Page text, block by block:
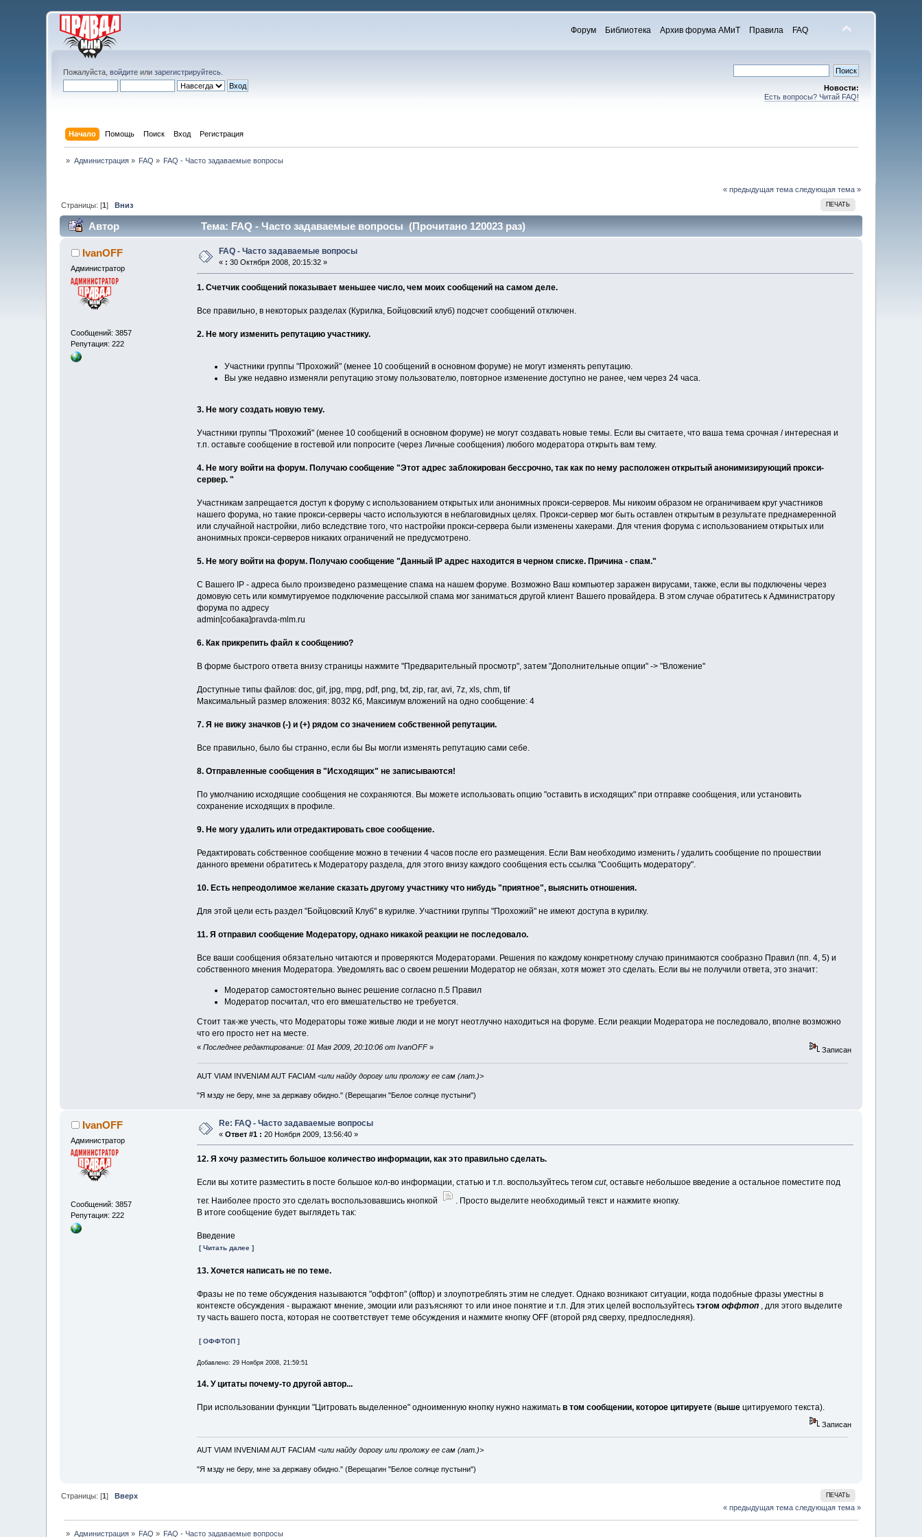
Форум Библиотека Архив форума АМиТ Правила FAQ
Пожалуйста,войдите илизарегистрируйтесь
Новости:
Есть вопросы? Читай FAQ!
Начало Помощь Поиск Вход Регистрация
» Администрация» FAQ » FAQ - Часто задаваемые вопросы
« предыдущая тема следующая тема »
ПЕЧАТЬ
Страницы: [1]Вниз
Автор Тема: FAQ - Часто задаваемые вопросы (Прочитано 120023 раз)
IvanOFF
Администратор
Сообщений: 3857
Репутация: 222
FAQ - Часто задаваемые вопросы
« : 30 Октября 2008, 20:15:32 »
1. Счетчик сообщений показывает меньшее число, чем моих сообщений на самом деле.
Все правильно, в некоторых разделах (Курилка, Бойцовский клуб) подсчет сообщений отключен.
2. Не могу изменить репутацию участнику.
Участники группы "Прохожий" (менее 10 сообщений в основном форуме) не могут изменять репутацию.
Вы уже недавно изменяли репутацию этому пользователю, повторное изменение доступно не ранее, чем через 24 часа.
3. Не могу создать новую тему.
Участники группы "Прохожий" (менее 10 сообщений в основном форуме) не могут создавать новые темы. Если вы считаете, что ваша тема срочная / интересная и
т.п. оставьте сообщение в гостевой или попросите (через Личные сообщения) любого модератора открыть вам тему.
4. Не могу войти на форум. Получаю сообщение "Этот адрес заблокирован бессрочно, так как по нему расположен открытый анонимизирующий прокси-
сервер. "
Участникам запрещается доступ к форуму с использованием открытых или анонимных прокси-серверов. Мы никоим образом не ограничиваем круг участников
нашего форума, но такие прокси-серверы часто используются в неблаговидных целях. Прокси-сервер мог быть оставлен открытым в результате преднамеренной
или случайной настройки, либо вследствие того, что настройки прокси-сервера были изменены хакерами. Для чтения форума с использованием открытых или
анонимных прокси-серверов никаких ограничений не предусмотрено.
5. Не могу войти на форум. Получаю сообщение "Данный IP адрес находится в черном списке. Причина - спам."
С Вашего IP - адреса было произведено размещение спама на нашем форуме. Возможно Ваш компьютер заражен вирусами, также, если вы подключены через
домовую сеть или коммутируемое подключение рассылкой спама мог заниматься другой клиент Вашего провайдера. В этом случае обратитесь к Администратору
форума по адресу
admin[собака]pravda-mlm.ru
6. Как прикрепить файл к сообщению?
В форме быстрого ответа внизу страницы нажмите "Предварительный просмотр", затем "Дополнительные опции" -> "Вложение"
Доступные типы файлов: doc, gif, jpg, mpg, pdf, png, txt, zip, rar, avi, 7z, xls, chm, tif
Максимальный размер вложения: 8032 Кб, Максимум вложений на одно сообщение: 4
7. Я не вижу значков (-) и (+) рядом со значением собственной репутации.
Все правильно, было бы странно, если бы Вы могли изменять репутацию сами себе.
8. Отправленные сообщения в "Исходящих" не записываются!
По умолчанию исходящие сообщения не сохраняются. Вы можете использовать опцию "оставить в исходящих" при отправке сообщения, или установить
сохранение исходящих в профиле.
9. Не могу удалить или отредактировать свое сообщение.
Редактировать собственное сообщение можно в течении 4 часов после его размещения. Если Вам необходимо изменить / удалить сообщение по прошествии
данного времени обратитесь к Модератору раздела, для этого внизу каждого сообщения есть ссылка "Сообщить модератору".
10. Есть непреодолимое желание сказать другому участнику что нибудь "приятное", выяснить отношения.
Для этой цели есть раздел "Бойцовский Клуб" в курилке. Участники группы "Прохожий" не имеют доступа в курилку.
11. Я отправил сообщение Модератору, однако никакой реакции не последовало.
Все ваши сообщения обязательно читаются и проверяются Модераторами. Решения по каждому конкретному случаю принимаются сообразно Правил (пп. 4, 5) и
собственного мнения Модератора. Уведомлять вас о своем решении Модератор не обязан, хотя может это сделать. Если вы не получили ответа, это значит:
Модератор самостоятельно вынес решение согласно п.5 Правил
Модератор посчитал, что его вмешательство не требуется.
Стоит так-же учесть, что Модераторы тоже живые люди и не могут неотлучно находиться на форуме. Если реакции Модератора не последовало, вполне возможно
что его просто нет на месте.
« Последнее редактирование: 01 Мая 2009, 20:10:06 от IvanOFF» Записан
AUT VIAM INVENIAM AUT FACIAM <или найду дорогу или проложу ее сам (лат.)>
"Я мзду не беру, мне за державу обидно." (Верещагин "Белое солнце пустыни")
IvanOFF
Администратор
Сообщений: 3857
Репутация: 222
Re: FAQ - Часто задаваемые вопросы
«Ответ #1 : 20 Ноября 2009, 13:56:40 »
12. Я хочу разместить большое количество информации, как это правильно сделать.
Если вы хотите разместить в посте большое кол-во информации, статью и т.п. воспользуйтесь тегом cut, оставьте небольшое введение а остальное поместите под
тег. Наиболее просто это сделать воспользовавшись кнопкой
. Просто выделите необходимый текст и нажмите кнопку.
В итоге сообщение будет выглядеть так:
Введение
[ Читать далее ]
13. Хочется написать не по теме.
Фразы не по теме обсуждения называются "оффтоп" (offtop) и злоупотреблять этим не следует. Однако возникают ситуации, когда подобные фразы уместны в
контексте обсуждения - выражают мнение, эмоции или разъясняют то или иное понятие и т.п. Для этих целей воспользуйтесь тэгом оффтоп , для этого выделите
ту часть вашего поста, которая не соответствует теме обсуждения и нажмите кнопку OFF (второй ряд сверху, предпоследняя).
[ ОФФТОП ]
Добавлено: 29 Ноября 2008, 21:59:51
14. У цитаты почему-то другой автор...
При использовании функции "Цитровать выделенное" одноименную кнопку нужно нажиматьв том сообщении, которое цитируете(выше цитируемого текста).
Записан
AUT VIAM INVENIAM AUT FACIAM <или найду дорогу или проложу ее сам (лат.)>
"Я мзду не беру, мне за державу обидно." (Верещагин "Белое солнце пустыни")
ПЕЧАТЬ
Страницы: [1]Вверх
« предыдущая тема следующая тема »
» Администрация» FAQ » FAQ - Часто задаваемые вопросы